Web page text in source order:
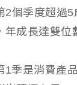
2個季度超過
成長達雙位
1季是消費產